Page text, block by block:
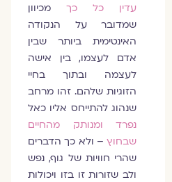
עדין כל כך
מכיוון
שמדובר על הנקודה
האינטימית ביותר שבין
אדם לעצמו, בין אישה
לעצמה ובתוך בחיי
הזוגיות שלהם. זהו מרחב
שנהוג להתייחס אליו כאל
נפרד ומנותק מהחיים
שבחוץ– ולא כך הדברים
שהרי חוויות של גוף, נפש
ולב שזורות זו בזו ויכולות